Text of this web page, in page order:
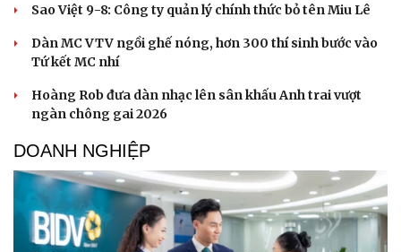
Sao Việt 9-8: Công ty quản lý chính thức bỏ tên Miu Lê
Dàn MC VTV ngồi ghế nóng, hơn 300 thí sinh bước vào
Tứ kết MC nhí
Hoàng Rob đưa dàn nhạc lên sân khấu Anh trai vượt
ngàn chông gai 2026
DOANH NGHIỆP